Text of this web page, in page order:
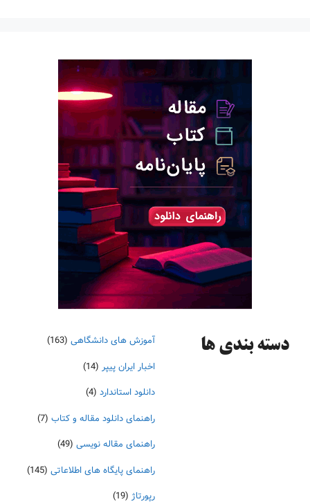
دسته‌ بندی ها آموزش های دانشگاهی (163)
اخبار ایران پیپر (14)
دانلود استاندارد (4)
راهنمای دانلود مقاله و کتاب (7)
راهنمای مقاله نویسی (49)
راهنمای پایگاه های اطلاعاتی (145)
رپورتاژ (19)